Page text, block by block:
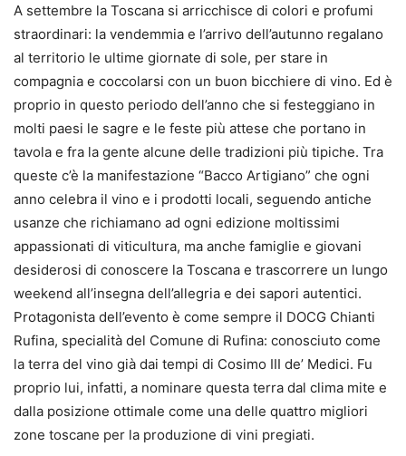
A settembre la Toscana si arricchisce di colori e profumi
straordinari: la vendemmia e l’arrivo dell’autunno regalano
al territorio le ultime giornate di sole, per stare in
compagnia e coccolarsi con un buon bicchiere di vino. Ed è
proprio in questo periodo dell’anno che si festeggiano in
molti paesi le sagre e le feste più attese che portano in
tavola e fra la gente alcune delle tradizioni più tipiche. Tra
queste c’è la manifestazione “Bacco Artigiano” che ogni
anno celebra il vino e i prodotti locali, seguendo antiche
usanze che richiamano ad ogni edizione moltissimi
appassionati di viticultura, ma anche famiglie e giovani
desiderosi di conoscere la Toscana e trascorrere un lungo
weekend all’insegna dell’allegria e dei sapori autentici.
Protagonista dell’evento è come sempre il DOCG Chianti
Rufina, specialità del Comune di Rufina: conosciuto come
la terra del vino già dai tempi di Cosimo III de’ Medici. Fu
proprio lui, infatti, a nominare questa terra dal clima mite e
dalla posizione ottimale come una delle quattro migliori
zone toscane per la produzione di vini pregiati.